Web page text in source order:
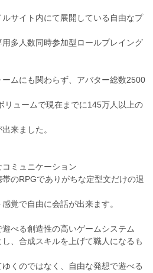
サイト内にて展開している自由なプ
多人数同時参加型ロールプレイング
ムにも関わらず、アバター総数2500
リュームで現在までに145万人以上の
来ました。
ミュニケーション
のRPGでありがちな定型文だけの退
覚で自由に会話が出来ます。
べる創造性の高いゲームシステム
、合成スキルを上げて職人になるも
くのではなく、自由な発想で遊べる